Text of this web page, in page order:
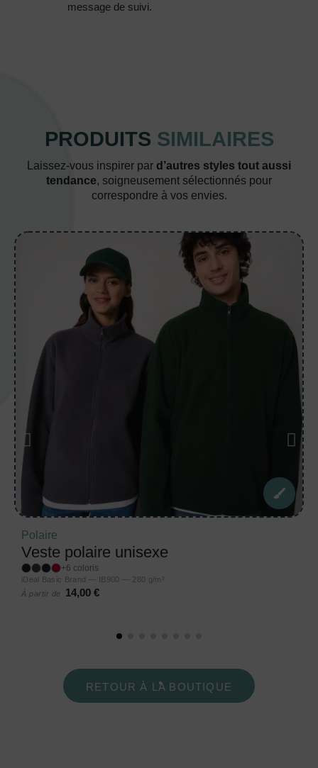
message de suivi.
PRODUITS SIMILAIRES
Laissez-vous inspirer par d’autres styles tout aussi
tendance, soigneusement sélectionnés pour
correspondre à vos envies.
Polaire
Veste polaire unisexe
+6 coloris
iDeal Basic Brand — IB900 — 280 g/m²
À partir de
14,00 €
RETOUR À LA BOUTIQUE